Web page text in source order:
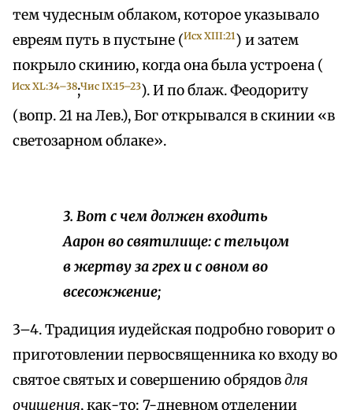
тем чудесным облаком, которое указывало
евреям путь в пустыне (Исх XIII:21) и затем
покрыло скинию, когда она была устроена (
Исх XL:34–38;Чис IX:15–23). И по блаж. Феодориту
(вопр. 21 на Лев.), Бог открывался в скинии «в
светозарном облаке».
3. Вот с чем должен входить
Аарон во святилище: с тельцом
в жертву за грех и с овном во
всесожжение;
3–4. Традиция иудейская подробно говорит о
приготовлении первосвященника ко входу во
святое святых и совершению обрядовдля
очищения, как-то: 7-дневном отделении